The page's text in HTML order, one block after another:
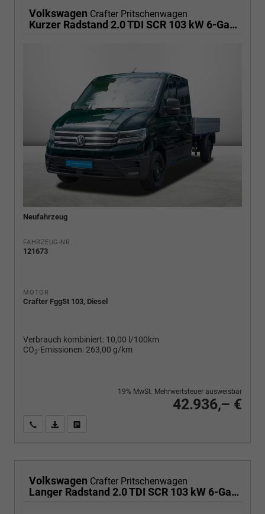
Volkswagen Crafter Pritschenwagen
Kurzer Radstand 2.0 TDI SCR 103 kW 6-Gang, Klima,
Neufahrzeug
FAHRZEUG-NR.
121673
MOTOR
Crafter FggSt 103, Diesel
Verbrauch kombiniert: 10,00 l/100km
CO2-Emissionen: 263,00 g/km
42.936,– €
19% MwSt. Mehrwertsteuer ausweisbar
Wir rufen Sie anPDF-Fahrzeugexposé drucken
Volkswagen Crafter Pritschenwagen
Langer Radstand 2.0 TDI SCR 103 kW 6-Gang, Klima